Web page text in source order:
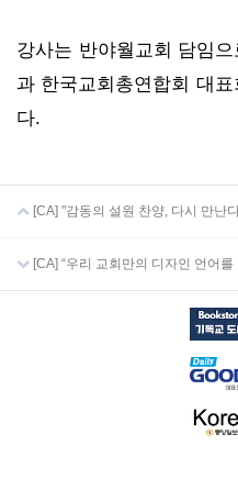
강사는 반야월교회 담임
과 한국교회총연합회 대
다.
[CA] "감동의 설원 찬양, 다시 만난
[CA] “우리 교회만의 디자인 언어를